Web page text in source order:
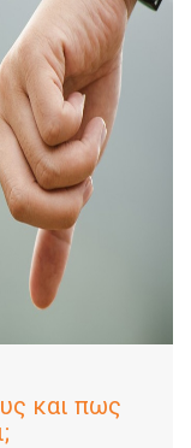
και πως